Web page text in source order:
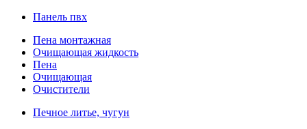
Панель пвх
Пена монтажная
Очищающая жидкость
Пена
Очищающая
Очистители
Печное литье, чугун